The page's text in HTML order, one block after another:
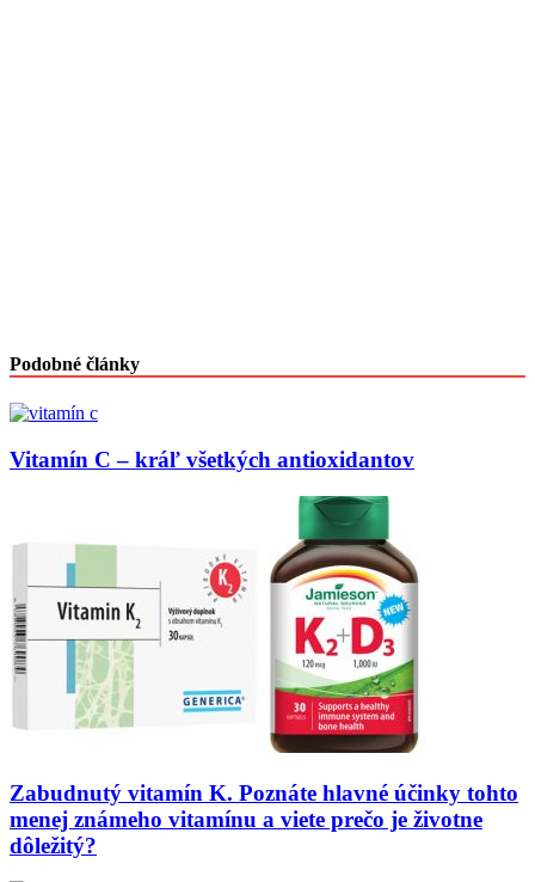
Podobné články
Vitamín C – kráľ všetkých antioxidantov
Zabudnutý vitamín K. Poznáte hlavné účinky tohto
menej známeho vitamínu a viete prečo je životne
dôležitý?